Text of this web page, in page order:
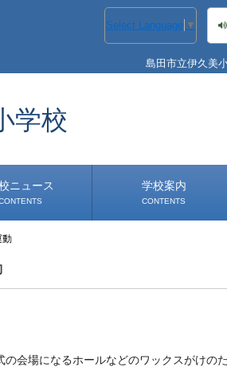
Select Language ▼
島田市立伊久美
学校
ニュース
全室から
活から
業
学校案内
CONTENTS
動
会場になるホールなどのワックスがけの